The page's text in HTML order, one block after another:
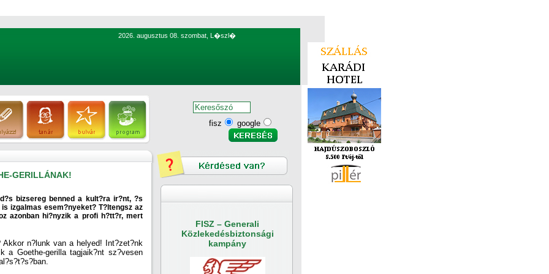
2026. augusztus 08. szombat, L�szl�
GERILLÁNAK!
bizsereg benned a kult?ra ir?nt, ?s
izgalmas esem?nyeket? T?ltengsz az
azonban hi?nyzik a profi h?tt?r, mert
n?lunk van a helyed! Int?zet?nk
Goethe-gerilla tagjaik?nt sz?vesen
fisz google
FISZ – Generali
Közlekedésbiztonsági
kampány